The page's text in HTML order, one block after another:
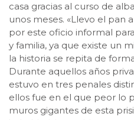
casa gracias al curso de
unos meses. «Llevo el pan
por este oficio informal
y familia, ya que existe un
la historia se repita de
Durante aquellos años
estuvo en tres penales
ellos fue en el que peor lo
muros gigantes de esta